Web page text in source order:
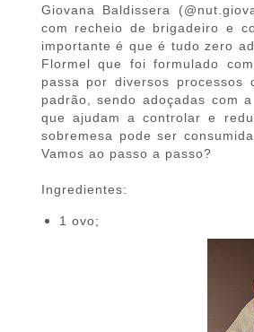
Giovana Baldissera
com recheio de brigadeiro e
importante é que é tudo zero
Flormel que foi formulado
passa por diversos processos
padrão, sendo adoçadas com
que ajudam a controlar e
sobremesa pode ser
Vamos ao passo a passo?
Ingredientes:
1 ovo;